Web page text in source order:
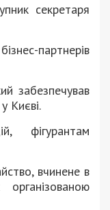
секретаря
партнерів
забезпечував
Києві.
фігурантам
вчинене в